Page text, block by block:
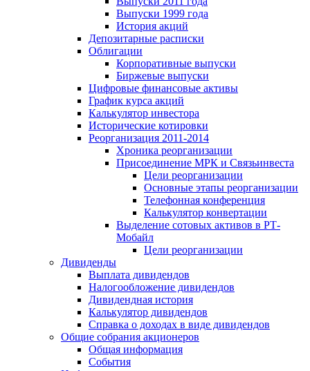
Выпуски 1999 года
История акций
Депозитарные расписки
Облигации
Корпоративные выпуски
Биржевые выпуски
Цифровые финансовые активы
График курса акций
Калькулятор инвестора
Исторические котировки
Реорганизация 2011-2014
Хроника реорганизации
Присоединение МРК и Связьинвеста
Цели реорганизации
Основные этапы реорганизации
Телефонная конференция
Калькулятор конвертации
Выделение сотовых активов в РТ-
Мобайл
Цели реорганизации
Дивиденды
Выплата дивидендов
Налогообложение дивидендов
Дивидендная история
Калькулятор дивидендов
Справка о доходах в виде дивидендов
Общие собрания акционеров
Общая информация
События